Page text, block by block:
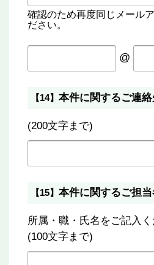
確認のため再度同じメール
ださい。
@
【14】 本件に関するご連
(200文字まで)
【15】 本件に関するご担
所属・職・氏名をご記入く
(100文字まで)